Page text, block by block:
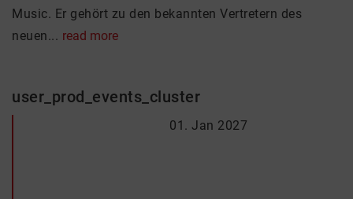
Music. Er gehört zu den bekannten Vertretern des
neuen... read more
user_prod_events_cluster
01. Jan 2027